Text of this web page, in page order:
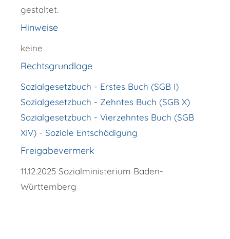
gestaltet.
Hinweise
keine
Rechtsgrundlage
Sozialgesetzbuch - Erstes Buch (SGB I)
Sozialgesetzbuch - Zehntes Buch (SGB X)
Sozialgesetzbuch - Vierzehntes Buch (SGB
XIV) - Soziale Entschädigung
Freigabevermerk
11.12.2025 Sozialministerium Baden-
Württemberg